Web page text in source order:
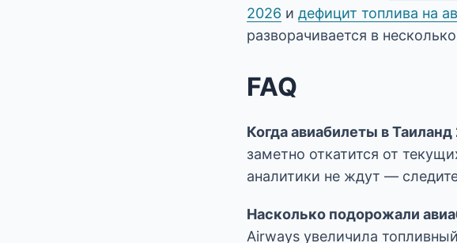
2026 и дефицит топлива на
разворачивается в
FAQ
Когда авиабилеты в
заметно откатится от
аналитики не ждут —
Насколько подорожали
Airways увеличила